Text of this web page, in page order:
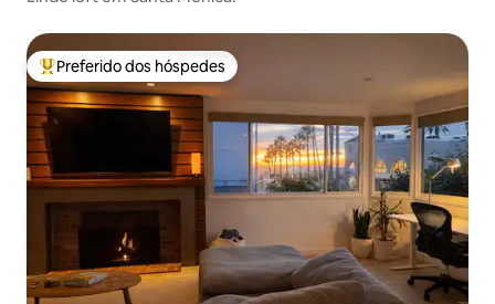
Entre os melhores preferidos dos hóspedes
Preferido dos hóspedes